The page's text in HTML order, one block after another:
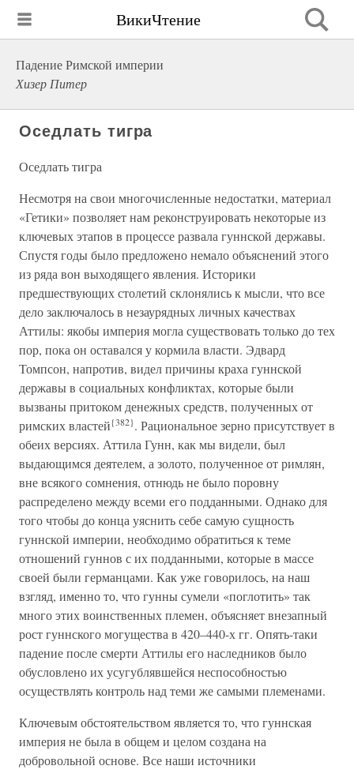
ВикиЧтение
Падение Римской империи
Хизер Питер
Оседлать тигра
Оседлать тигра
Несмотря на свои многочисленные недостатки, материал
«Гетики» позволяет нам реконструировать некоторые из
ключевых этапов в процессе развала гуннской державы.
Спустя годы было предложено немало объяснений этого
из ряда вон выходящего явления. Историки
предшествующих столетий склонялись к мысли, что все
дело заключалось в незаурядных личных качествах
Аттилы: якобы империя могла существовать только до тех
пор, пока он оставался у кормила власти. Эдвард
Томпсон, напротив, видел причины краха гуннской
державы в социальных конфликтах, которые были
вызваны притоком денежных средств, полученных от
римских властей{382}. Рациональное зерно присутствует в
обеих версиях. Аттила Гунн, как мы видели, был
выдающимся деятелем, а золото, полученное от римлян,
вне всякого сомнения, отнюдь не было поровну
распределено между всеми его подданными. Однако для
того чтобы до конца уяснить себе самую сущность
гуннской империи, необходимо обратиться к теме
отношений гуннов с их подданными, которые в массе
своей были германцами. Как уже говорилось, на наш
взгляд, именно то, что гунны сумели «поглотить» так
много этих воинственных племен, объясняет внезапный
рост гуннского могущества в 420–440-х гг. Опять-таки
падение после смерти Аттилы его наследников было
обусловлено их усугублявшейся неспособностью
осуществлять контроль над теми же самыми племенами.
Ключевым обстоятельством является то, что гуннская
империя не была в общем и целом создана на
добровольной основе. Все наши источники